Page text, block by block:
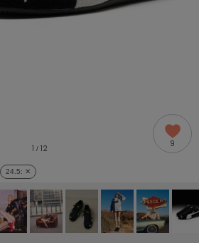
24.5: ✕
1 / 12 9